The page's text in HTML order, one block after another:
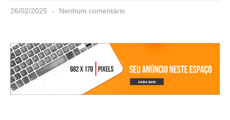
26/02/2025 Nenhum comentário